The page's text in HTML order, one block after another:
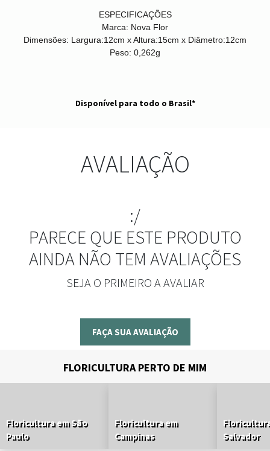
ESPECIFICAÇÕES
Marca: Nova Flor
Dimensões: Largura:12cm x Altura:15cm x Diâmetro:12cm
Peso: 0,262g
Disponível para todo o Brasil*
AVALIAÇÃO
:/
PARECE QUE ESTE PRODUTO
AINDA NÃO TEM AVALIAÇÕES
SEJA O PRIMEIRO A AVALIAR
FAÇA SUA AVALIAÇÃO
FLORICULTURA PERTO DE MIM
Floricultura em São
Paulo
Floricultura em
Campinas
Salvador